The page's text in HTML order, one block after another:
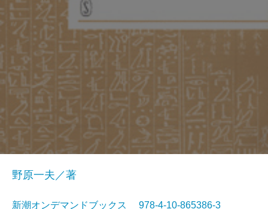
野原一夫／著
新潮オンデマンドブックス 978-4-10-865386-3